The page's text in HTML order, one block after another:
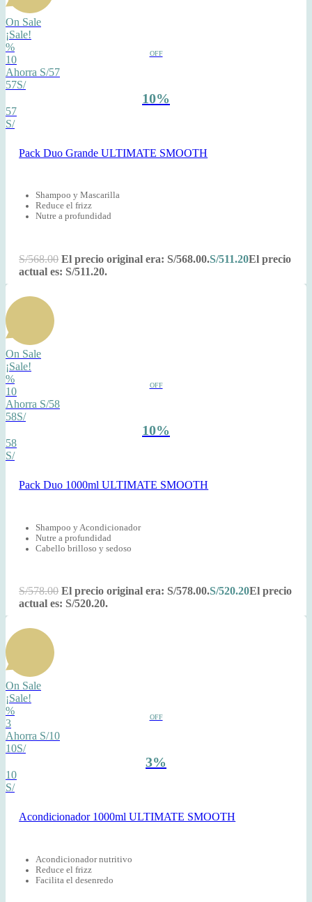
On Sale
¡Sale!
%
OFF
10
Ahorra S/57
57S/
10%
57
S/
Pack Duo Grande ULTIMATE SMOOTH
Shampoo y Mascarilla
Reduce el frizz
Nutre a profundidad
S/568.00 El precio original era: S/568.00.S/511.20El precio
actual es: S/511.20.
On Sale
¡Sale!
%
OFF
10
Ahorra S/58
58S/
10%
58
S/
Pack Duo 1000ml ULTIMATE SMOOTH
Shampoo y Acondicionador
Nutre a profundidad
Cabello brilloso y sedoso
S/578.00 El precio original era: S/578.00.S/520.20El precio
actual es: S/520.20.
On Sale
¡Sale!
%
OFF
3
Ahorra S/10
10S/
3%
10
S/
Acondicionador 1000ml ULTIMATE SMOOTH
Acondicionador nutritivo
Reduce el frizz
Facilita el desenredo